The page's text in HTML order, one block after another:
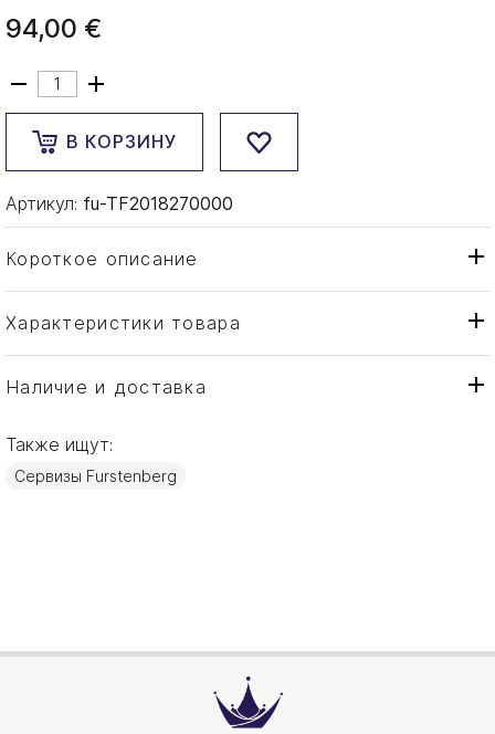
94,00 €
В КОРЗИНУ
Артикул: fu-TF2018270000
Короткое описание
Характеристики товара
Тип товара
Чаша
Бренд
Страна производителя
Материал
Наличие и доставка
Также ищут:
Сервизы Furstenberg